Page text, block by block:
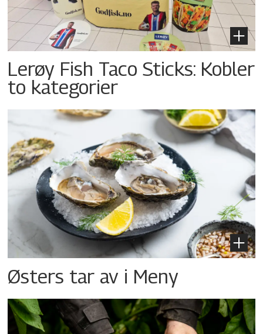
Lerøy Fish Taco Sticks: Kobler
to kategorier
Østers tar av i Meny